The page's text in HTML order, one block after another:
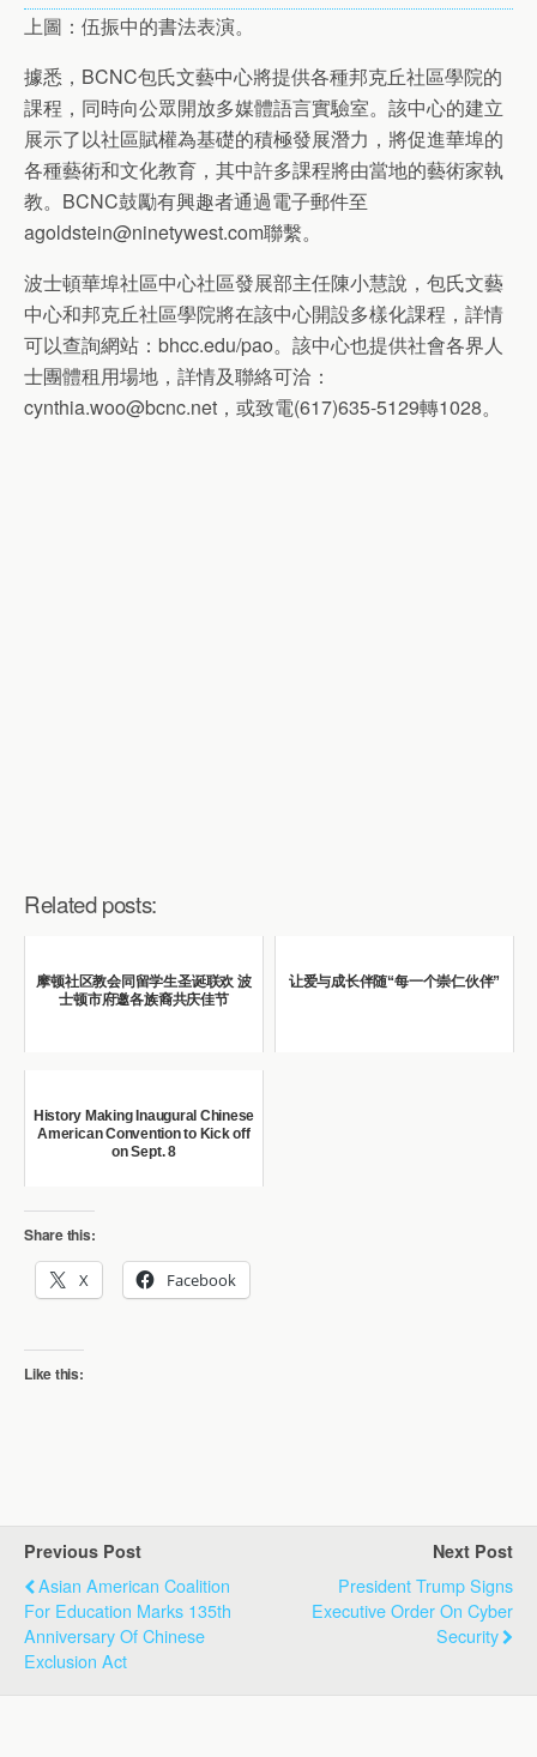
上圖：伍振中的書法表演。
據悉，BCNC包氏文藝中心將提供各種邦克丘社區學院的
課程，同時向公眾開放多媒體語言實驗室。該中心的建立
展示了以社區賦權為基礎的積極發展潛力，將促進華埠的
各種藝術和文化教育，其中許多課程將由當地的藝術家執
教。BCNC鼓勵有興趣者通過電子郵件至
agoldstein@ninetywest.com聯繫。
波士頓華埠社區中心社區發展部主任陳小慧說，包氏文藝
中心和邦克丘社區學院將在該中心開設多樣化課程，詳情
可以查詢網站：bhcc.edu/pao。該中心也提供社會各界人
士團體租用場地，詳情及聯絡可洽：
cynthia.woo@bcnc.net，或致電(617)635-5129轉1028。
Related posts:
摩顿社区教会同留学生圣诞联欢 波
士顿市府邀各族裔共庆佳节
让爱与成长伴随“每一个崇仁伙伴”
History Making Inaugural Chinese
American Convention to Kick off
on Sept. 8
Share this:
X Facebook
Like this:
Previous Post
Asian American Coalition
For Education Marks 135th
Anniversary Of Chinese
Exclusion Act
Next Post
President Trump Signs
Executive Order On Cyber
Security